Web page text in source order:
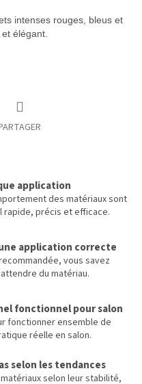
intenses rouges, bleus et
élégant.
application
des matériaux sont
rapide, précis et efficace.
application correcte
vous savez
du matériau.
fonctionnel pour salon
fonctionner ensemble de
réelle en salon.
selon les tendances
selon leur stabilité,